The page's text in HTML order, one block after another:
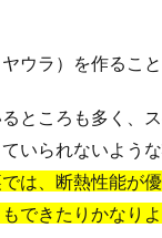
ウラ）を作ること
ところも多く、
いられないよう
は、断熱性能が
できたりかなりよ